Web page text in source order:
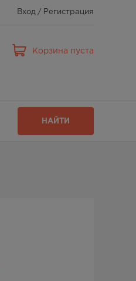
Вход / Регистрация
Корзина пуста
НАЙТИ